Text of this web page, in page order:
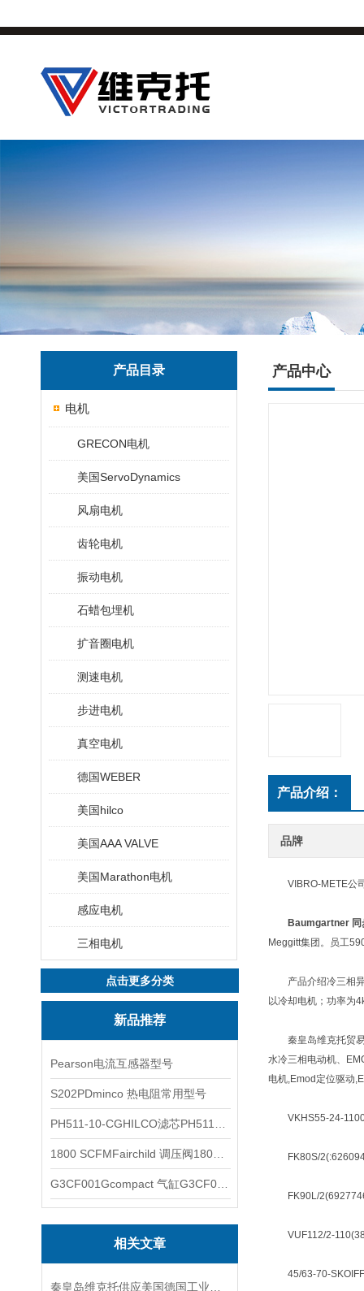
产品目录
电机
GRECON电机
美国ServoDynamics
风扇电机
齿轮电机
振动电机
石蜡包埋机
扩音圈电机
测速电机
步进电机
真空电机
德国WEBER
美国hilco
美国AAA VALVE
美国Marathon电机
感应电机
三相电机
点击更多分类
新品推荐
Pearson电流互感器型号
S202PDminco 热电阻常用型号
相关文章
产品中心
产品介绍：
品牌
VIBRO-METE公司
Baumgartner 同
Meggitt集团。员工
产品介绍冷三相异
以冷却电机；功率为
秦皇岛维克托贸易
水冷三相电动机、
电机,Emod定位驱动
VKHS55-24-
FK80S/
FK90L/
VUF112/2-
45/63-70-